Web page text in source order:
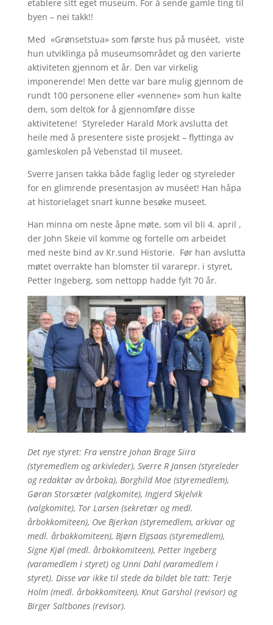
etablere sitt eget museum. For å sende gamle ting til
byen – nei takk!!
Med «Grønsetstua» som første hus på muséet, viste
hun utviklinga på museumsområdet og den varierte
aktiviteten gjennom et år. Den var virkelig
imponerende! Men dette var bare mulig gjennom de
rundt 100 personene eller «vennene» som hun kalte
dem, som deltok for å gjennomføre disse
aktivitetene! Styreleder Harald Mork avslutta det
heile med å presentere siste prosjekt – flyttinga av
gamleskolen på Vebenstad til museet.
Sverre Jansen takka både faglig leder og styreleder
for en glimrende presentasjon av muséet! Han håpa
at historielaget snart kunne besøke museet.
Han minna om neste åpne møte, som vil bli 4. april ,
der John Skeie vil komme og fortelle om arbeidet
med neste bind av Kr.sund Historie. Før han avslutta
møtet overrakte han blomster til vararepr. i styret,
Petter Ingeberg, som nettopp hadde fylt 70 år.
Det nye styret: Fra venstre Johan Brage Siira
(styremedlem og arkivleder), Sverre R Jansen (styreleder
og redaktør av årboka), Borghild Moe (styremedlem),
Gøran Storsæter (valgkomite), Ingjerd Skjelvik
(valgkomite), Tor Larsen (sekretær og medl.
årbokkomiteen), Ove Bjerkan (styremedlem, arkivar og
medl. årbokkomiteen), Bjørn Elgsaas (styremedlem),
Signe Kjøl (medl. årbokkomiteen), Petter Ingeberg
(varamedlem i styret) og Unni Dahl (varamedlem i
styret). Disse var ikke til stede da bildet ble tatt: Terje
Holm (medl. årbokkomiteen), Knut Garshol (revisor) og
Birger Saltbones (revisor).